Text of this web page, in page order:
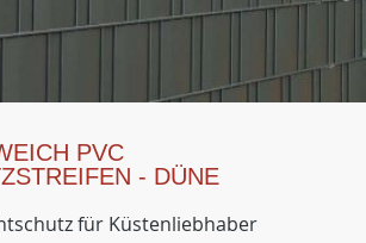
PVC
- DÜNE
für Küstenliebhaber